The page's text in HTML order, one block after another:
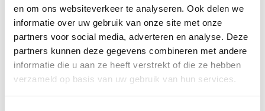
en om ons websiteverkeer te analyseren. Ook delen we
informatie over uw gebruik van onze site met onze
partners voor social media, adverteren en analyse. Deze
partners kunnen deze gegevens combineren met andere
informatie die u aan ze heeft verstrekt of die ze hebben
verzameld op basis van uw gebruik van hun services.
Elise Brinks
Project Management Consultant